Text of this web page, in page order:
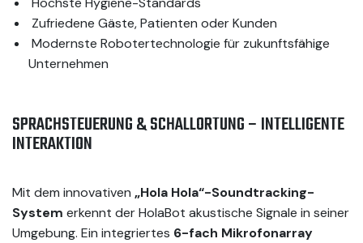
Zufriedene Gäste, Patienten oder Kunden
Modernste Robotertechnologie für zukunftsfähige
Unternehmen
SPRACHSTEUERUNG & SCHALLORTUNG – INTELLIGENTE
INTERAKTION
Mit dem innovativen „Hola Hola“-Soundtracking-
System erkennt der HolaBot akustische Signale in seiner
Umgebung. Ein integriertes 6-fach Mikrofonarray